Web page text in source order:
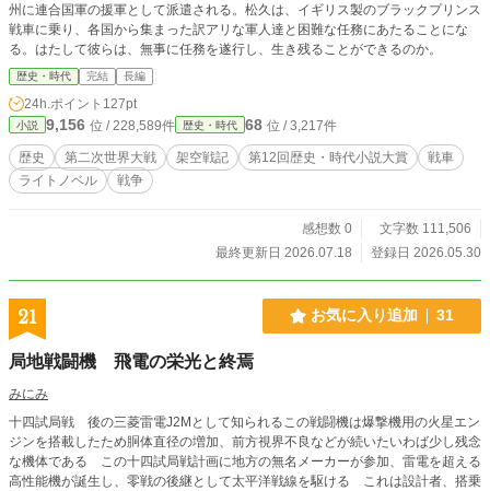
州に連合国軍の援軍として派遣される。松久は、イギリス製のブラックプリンス
戦車に乗り、各国から集まった訳アリな軍人達と困難な任務にあたることにな
る。はたして彼らは、無事に任務を遂行し、生き残ることができるのか。
歴史・時代 完結 長編
24h.ポイント 127pt
小説 9,156 位 / 228,589件 歴史・時代 68 位 / 3,217件
歴史 第二次世界大戦 架空戦記 第12回歴史・時代小説大賞
戦車
ライトノベル
戦争
感想数 0
文字数 111,506
最終更新日 2026.07.18
登録日 2026.05.30
21 お気に入り追加 31
局地戦闘機 飛電の栄光と終焉
みにみ
十四試局戦 後の三菱雷電J2Mとして知られるこの戦闘機は爆撃機用の火星エン
ジンを搭載したため胴体直径の増加、前方視界不良などが続いたいわば少し残念
な機体である この十四試局戦計画に地方の無名メーカーが参加、雷電を超える
高性能機が誕生し、零戦の後継として太平洋戦線を駆ける これは設計者、搭乗